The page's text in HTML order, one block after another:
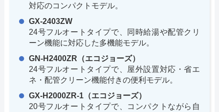
対応のコンパクトモデル。
GX-2403ZW
24号フルオートタイプで、同時給湯や配管クリ
ーン機能に対応した多機能モデル。
GN-H2400ZR（エコジョーズ）
24号フルオートタイプで、屋外設置対応・省エ
ネ・配管クリーン機能付きの便利モデル。
GX-H2000ZR-1（エコジョーズ）
20号フルオートタイプで、コンパクトながら自